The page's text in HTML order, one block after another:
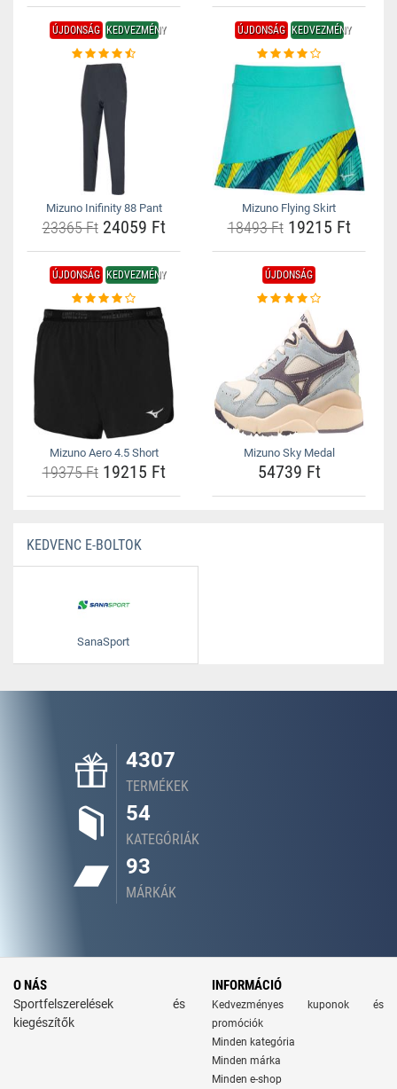
ÚJDONSÁG KEDVEZMÉNY
Mizuno Inifinity 88 Pant
23365 Ft24059 Ft
ÚJDONSÁG KEDVEZMÉNY
Mizuno Flying Skirt
18493 Ft19215 Ft
ÚJDONSÁG KEDVEZMÉNY
Mizuno Aero 4.5 Short
19375 Ft19215 Ft
ÚJDONSÁG
Mizuno Sky Medal
54739 Ft
KEDVENC E-BOLTOK
SanaSport
4307
TERMÉKEK
54
KATEGÓRIÁK
93
MÁRKÁK
O NÁS
Sportfelszerelések és
kiegészítők
INFORMÁCIÓ
Kedvezményes kuponok és
promóciók
Minden kategória
Minden márka
Minden e-shop